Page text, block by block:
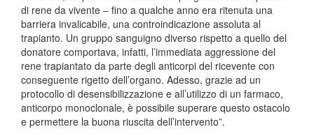
di rene da vivente – fino a qualche anno era ritenuta una
barriera invalicabile, una controindicazione assoluta al
trapianto. Un gruppo sanguigno diverso rispetto a quello del
donatore comportava, infatti, l’immediata aggressione del
rene trapiantato da parte degli anticorpi del ricevente con
conseguente rigetto dell’organo. Adesso, grazie ad un
protocollo di desensibilizzazione e all’utilizzo di un farmaco,
anticorpo monoclonale, è possibile superare questo ostacolo
e permettere la buona riuscita dell’intervento”.